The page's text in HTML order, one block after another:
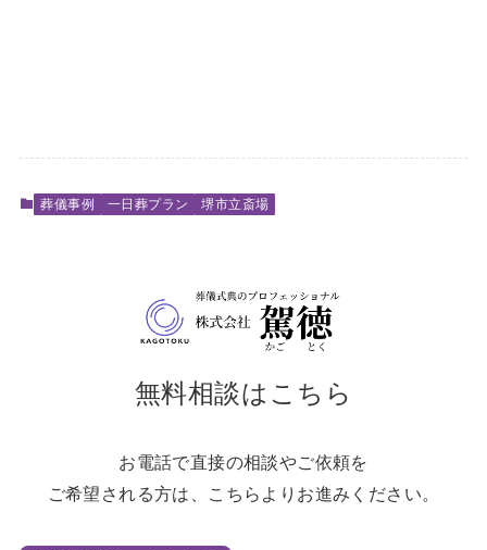
葬儀事例 一日葬プラン 堺市立斎場
無料相談はこちら
お電話で直接の相談やご依頼を
ご希望される方は、こちらよりお進みください。